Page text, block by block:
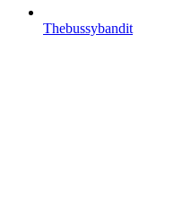
Thebussybandit